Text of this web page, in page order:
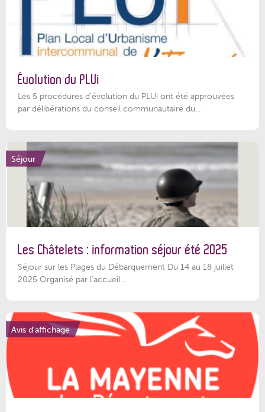
Évolution du PLUi
Les 5 procédures d’évolution du PLUi ont été approuvées
par délibérations du conseil communautaire du...
Séjour
Les Châtelets : information séjour été 2025
Séjour sur les Plages du Débarquement Du 14 au 18 juillet
2025 Organisé par l’accueil...
Avis d'affichage